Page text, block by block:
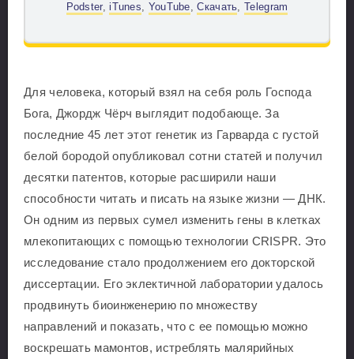
Podster,iTunes, YouTube,Скачать,Telegram
Для человека, который взял на себя роль Господа
Бога, Джордж Чёрч выглядит подобающе. За
последние 45 лет этот генетик из Гарварда с густой
белой бородой опубликовал сотни статей и получил
десятки патентов, которые расширили наши
способности читать и писать на языке жизни — ДНК.
Он одним из первых сумел изменить гены в клетках
млекопитающих с помощью технологии CRISPR. Это
исследование стало продолжением его докторской
диссертации. Его эклектичной лаборатории удалось
продвинуть биоинженерию по множеству
направлений и показать, что с ее помощью можно
воскрешать мамонтов, истреблять малярийных